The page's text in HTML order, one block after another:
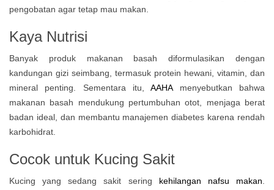
pengobatan agar tetap mau makan.
Kaya Nutrisi
Banyak produk makanan basah diformulasikan dengan
kandungan gizi seimbang, termasuk protein hewani, vitamin, dan
mineral penting. Sementara itu,
AAHAmenyebutkan bahwa
makanan basah mendukung pertumbuhan otot, menjaga berat
badan ideal, dan membantu manajemen diabetes karena rendah
karbohidrat.
Cocok untuk Kucing Sakit
Kucing yang sedang sakit sering kehilangan nafsu makan